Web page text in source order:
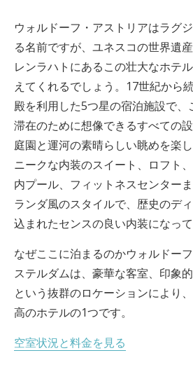
ウォルドーフ・アストリアはラグ
る名前ですが、ユネスコの世界遺
レンラハトにあるこの壮大なホテ
えてくれるでしょう。17世紀から
殿を利用した5つ星の宿泊施設で、
滞在のために想像できるすべての設
庭園と運河の素晴らしい眺めを楽
ニークな内装のスイート、ロフト
内プール、フィットネスセンター
ランダ風のスタイルで、歴史のデ
込まれたセンスの良い内装になって
なぜここに泊まるのかウォルドー
ステルダムは、豪華な客室、印象
という抜群のロケーションにより
高のホテルの1つです。
空室状況と料金を見る